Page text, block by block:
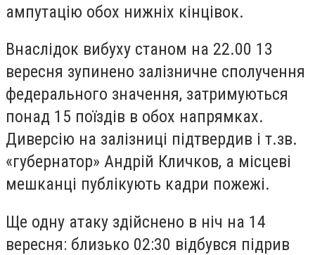
ампутацію обох нижніх кінцівок.
Внаслідок вибуху станом на 22.00 13
вересня зупинено залізничне сполучення
федерального значення, затримуються
понад 15 поїздів в обох напрямках.
Диверсію на залізниці підтвердив і т.зв.
«губернатор» Андрій Кличков, а місцеві
мешканці публікують кадри пожежі.
Ще одну атаку здійснено в ніч на 14
вересня: близько 02:30 відбувся підрив